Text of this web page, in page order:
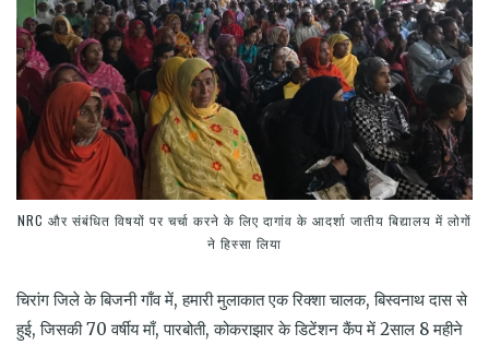
NRC और संबंधित विषयों पर चर्चा करने के लिए दागांव के आदर्शा जातीय बिद्यालय में लोगों
ने हिस्सा लिया
चिरांग जिले के बिजनी गाँव में, हमारी मुलाकात एक रिक्शा चालक, बिस्वनाथ दास से
हुई, जिसकी 70 वर्षीय माँ, पारबोती, कोकराझार के डिटेंशन कैंप में 2साल 8 महीने